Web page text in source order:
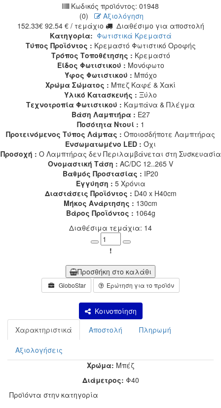
Κωδικός προϊόντος: 01948
(0)
Αξιολόγηση
152.33€ 92.54 € / τεμάχιο
Διαθέσιμο για αποστολή
Κατηγορία: Φωτιστικά Κρεμαστά
Τύπος Προϊόντος : Κρεμαστό Φωτιστικό Οροφής
Τρόπος Τοποθέτησης : Κρεμαστό
Είδος Φωτιστικού : Μονόφωτο
Ύφος Φωτιστικού : Μπόχο
Χρώμα Σώματος : Μπεζ Καφέ & Χακί
Υλικό Κατασκευής : Ξύλο
Τεχνοτροπία Φωτιστικού : Καμπάνα & Πλέγμα
Βάση Λαμπτήρα : E27
Ποσότητα Ντουί : 1
Προτεινόμενος Τύπος Λάμπας : Οποιοσδήποτε Λαμπτήρας
Ενσωματωμένο LED : Όχι
Προσοχή : Ο Λαμπτήρας δεν Περιλαμβάνεται στη Συσκευασία
Ονομαστική Τάση : AC/DC 12..265 V
Βαθμός Προστασίας : IP20
Εγγύηση : 5 Χρόνια
Διαστάσεις Προϊόντος : D40 x H40cm
Μήκος Ανάρτησης : 130cm
Βάρος Προϊόντος : 1064g
Διαθέσιμα τεμάχια: 14
Minus
Plus
!
Προσθήκη στο καλάθι
GloboStar Ερώτηση για το προϊόν
Κοινοποίηση
Χαρακτηριστικά
Αποστολή Πληρωμή
Αξιολογήσεις
Χρώμα: Μπέζ
Διάμετρος: Φ40
Προϊόντα στην κατηγορία